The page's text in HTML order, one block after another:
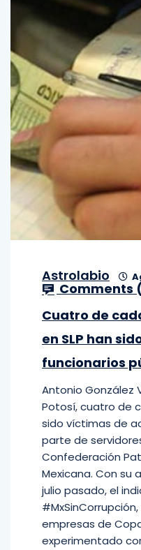
Astrolabio
Comments
Cuatro de
en SLP han
funcionarios
Antonio González
Potosí, cuatro de
sido víctimas de
parte de
Confederación
Mexicana. Con su
julio pasado, el
empresas de
experimentado